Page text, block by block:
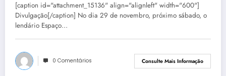
[caption id="attachment_15136" align="alignleft" width="600"]
Divulgação[/caption] No dia 29 de novembro, próximo sábado, o
lendário Espaço…
0 Comentários Consulte Mais Informação